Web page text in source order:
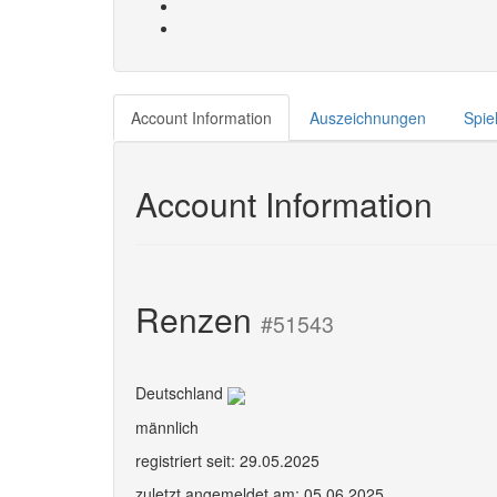
Account Information Auszeichnungen
Account Information
Renzen #51543
Deutschland
männlich
registriert seit: 29.05.2025